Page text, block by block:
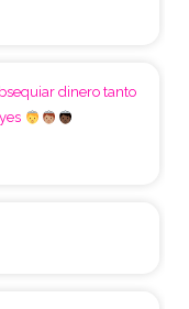
dinero tanto